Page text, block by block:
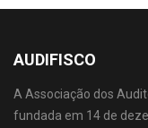
AUDIFISCO
A Associação dos
fundada em 14 de